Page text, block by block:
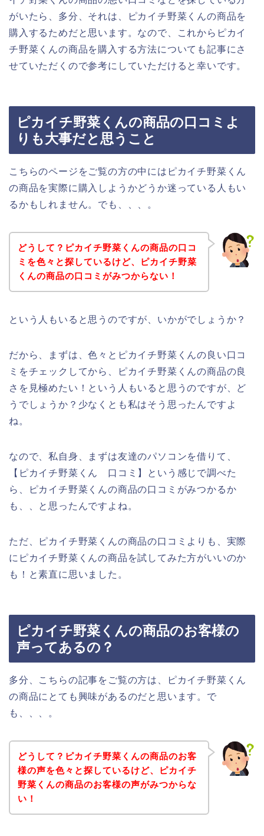
がいたら、多分、それは、ピカイチ野菜くんの商品を
購入するためだと思います。なので、これからピカイ
チ野菜くんの商品を購入する方法についても記事にさ
せていただくので参考にしていただけると幸いです。
ピカイチ野菜くんの商品の口コミよ
りも大事だと思うこと
こちらのページをご覧の方の中にはピカイチ野菜くん
の商品を実際に購入しようかどうか迷っている人もい
るかもしれません。でも、、、。
どうして？ピカイチ野菜くんの商品の口コ
ミを色々と探しているけど、ピカイチ野菜
くんの商品の口コミがみつからない！
という人もいると思うのですが、いかがでしょうか？
だから、まずは、色々とピカイチ野菜くんの良い口コ
ミをチェックしてから、ピカイチ野菜くんの商品の良
さを見極めたい！という人もいると思うのですが、ど
うでしょうか？少なくとも私はそう思ったんですよ
ね。
なので、私自身、まずは友達のパソコンを借りて、
【ピカイチ野菜くん 口コミ】という感じで調べた
ら、ピカイチ野菜くんの商品の口コミがみつかるか
も、、と思ったんですよね。
ただ、ピカイチ野菜くんの商品の口コミよりも、実際
にピカイチ野菜くんの商品を試してみた方がいいのか
も！と素直に思いました。
ピカイチ野菜くんの商品のお客様の
声ってあるの？
多分、こちらの記事をご覧の方は、ピカイチ野菜くん
の商品にとても興味があるのだと思います。で
も、、、。
どうして？ピカイチ野菜くんの商品のお客
様の声を色々と探しているけど、ピカイチ
野菜くんの商品のお客様の声がみつからな
い！